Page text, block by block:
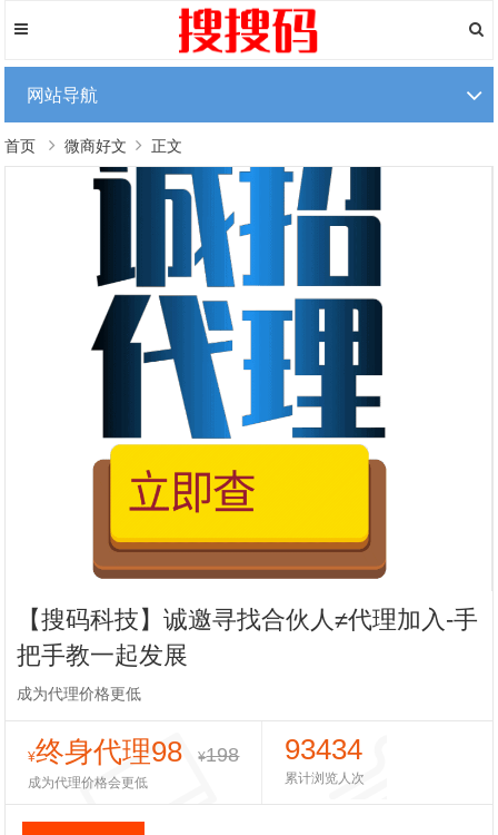
网站导航
首页 微商好文 正文
【搜码科技】诚邀寻找合伙人≠代理加入-手
把手教一起发展
成为代理价格更低
¥终身代理98 ¥198
成为代理价格会更低
93434
累计浏览人次